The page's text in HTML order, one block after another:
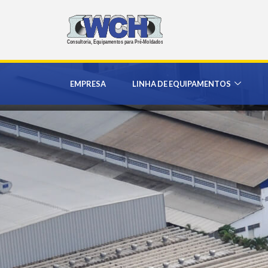
EMPRESA LINHA DE EQUIPAMENTOS